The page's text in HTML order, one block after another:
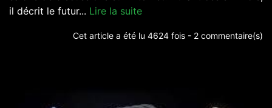
il décrit le futur... Lire la suite
Cet article a été lu 4624 fois - 2 commentaire(s)